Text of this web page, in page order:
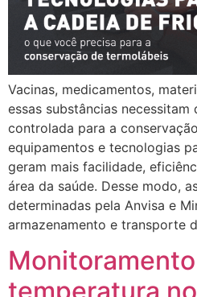
Vacinas, medicamentos,
essas substâncias necessitam
controlada para a
equipamentos e tecnologias
geram mais facilidade,
área da saúde. Desse modo,
determinadas pela Anvisa e
armazenamento e transporte